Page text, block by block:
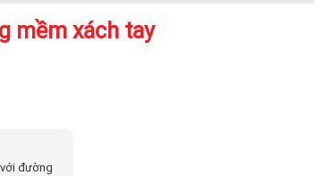
mềm xách tay
đường